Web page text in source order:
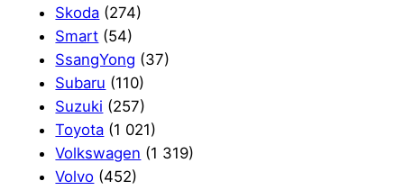
Skoda (274)
Smart (54)
SsangYong (37)
Subaru (110)
Suzuki (257)
Toyota (1 021)
Volkswagen (1 319)
Volvo (452)